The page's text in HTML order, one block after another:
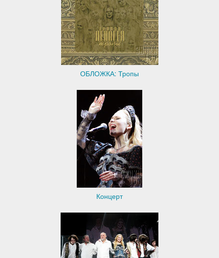
ОБЛОЖКА: Тропы
Концерт